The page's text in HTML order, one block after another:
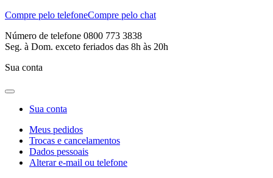
Compre pelo telefoneCompre pelo chat
Número de telefone 0800 773 3838
Seg. à Dom. exceto feriados das 8h às 20h
Sua conta
Sua conta
Meus pedidos
Trocas e cancelamentos
Dados pessoais
Alterar e-mail ou telefone